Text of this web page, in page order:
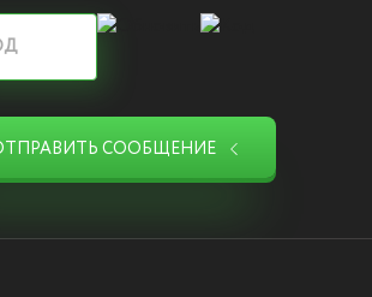
СООБЩЕНИЕ